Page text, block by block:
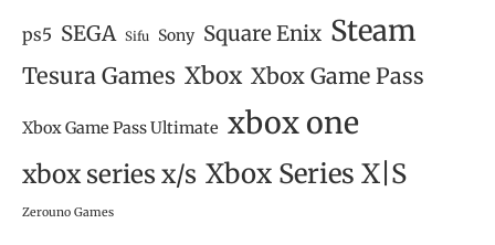
ps5 SEGA Sifu Sony Square Enix Steam
Tesura Games Xbox Xbox Game Pass
Xbox Game Pass Ultimate xbox one
xbox series x/s Xbox Series X|S
Zerouno Games